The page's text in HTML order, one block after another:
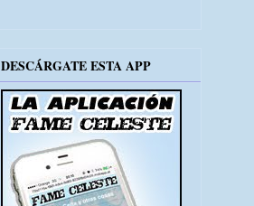
DESCÁRGATE ESTA APP